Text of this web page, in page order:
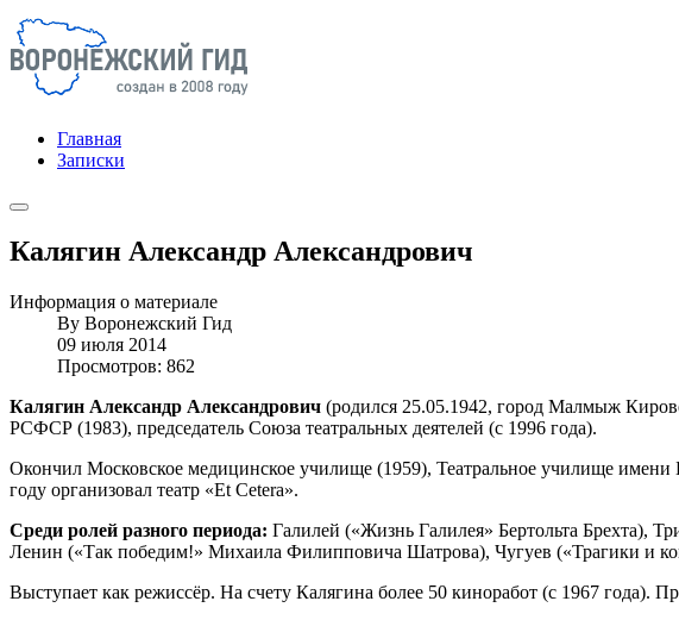
Главная
Записки
Калягин Александр Александрович
Информация о материале
By Воронежский Гид
09 июля 2014
Просмотров: 862
Калягин Александр Александрович (родился 25.05.1942, город Малмыж
РСФСР (1983), председатель Союза театральных деятелей (с 1996 года).
Окончил Московское медицинское училище (1959), Театральное училище
году организовал театр «Et Cetera».
Среди ролей разного периода: Галилей («Жизнь Галилея» Бертольта Брехта),
Ленин («Так победим!» Михаила Филипповича Шатрова), Чугуев («Трагики и
Выступает как режиссёр. На счету Калягина более 50 киноработ (с 1967 года).